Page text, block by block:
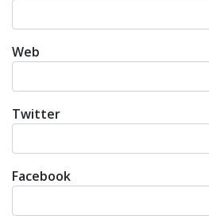
Web
Twitter
Facebook